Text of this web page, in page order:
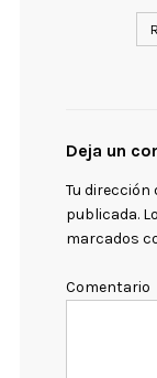
Deja un
Tu dirección
publicada.
marcados
Comentario